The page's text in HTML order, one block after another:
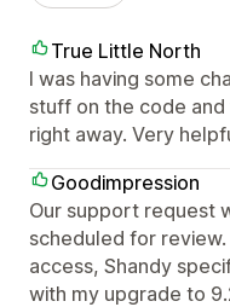
True Little North
I was having some
stuff on the code and
right away. Very
Goodimpression
Our support request
scheduled for
access, Shandy
with my upgrade to